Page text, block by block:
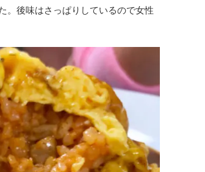
。後味はさっぱりしているので女性